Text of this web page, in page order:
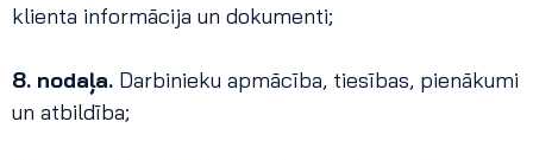
klienta informācija un dokumenti;
8. nodaļa. Darbinieku apmācība, tiesības, pienākumi
un atbildība;